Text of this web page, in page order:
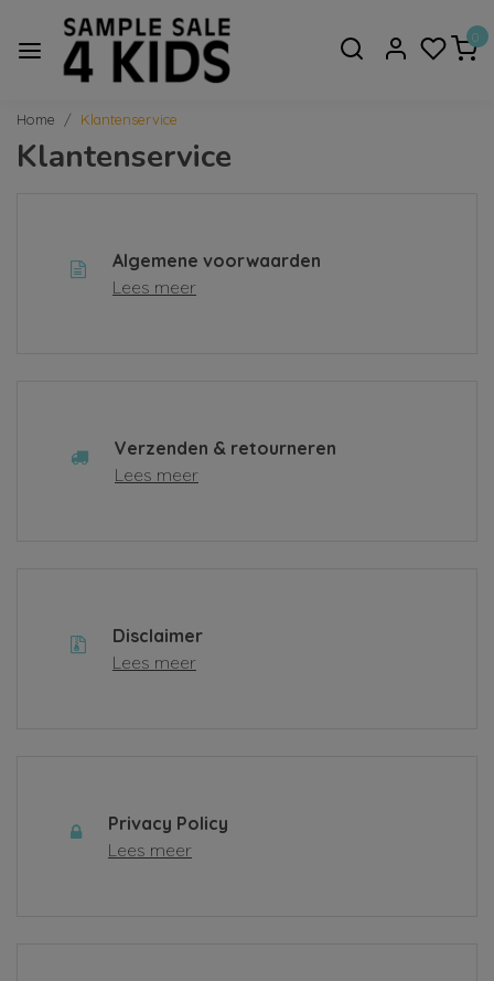
0
Home Klantenservice
Klantenservice
Algemene voorwaarden
Lees meer
Verzenden & retourneren
Lees meer
Disclaimer
Lees meer
Privacy Policy
Lees meer